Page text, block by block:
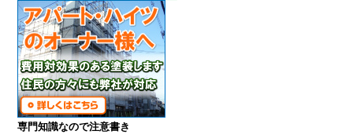
専門知識なので注意書き